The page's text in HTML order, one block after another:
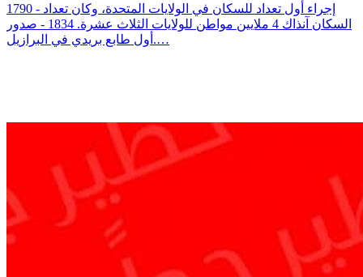
1790 - إجراء أول تعداد للسكان في الولايات المتحدة، وكان تعداد
السكان آنذاك 4 ملايين مواطن للولايات الثلاث عشرة. 1834 - صدور
أول طابع بريدي في البرازيل.…